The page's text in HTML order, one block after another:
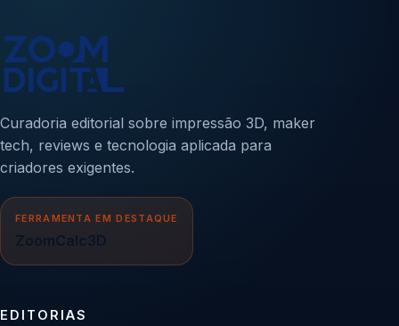
Curadoria editorial sobre impressão 3D, maker
tech, reviews e tecnologia aplicada para
criadores exigentes.
FERRAMENTA EM DESTAQUE
ZoomCalc3D
EDITORIAS